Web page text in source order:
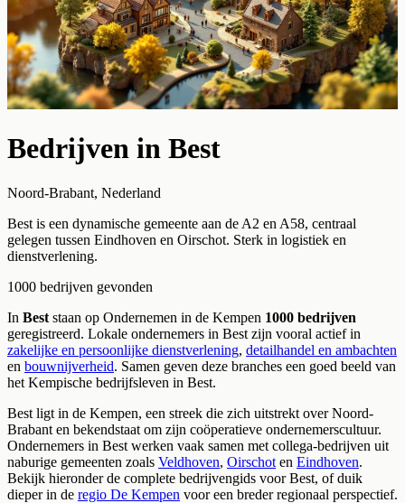
Bedrijven in Best
Noord-Brabant, Nederland
Best is een dynamische gemeente aan de A2 en A58, centraal
gelegen tussen Eindhoven en Oirschot. Sterk in logistiek en
dienstverlening.
1000 bedrijven gevonden
In Best staan op Ondernemen in de Kempen 1000 bedrijven
geregistreerd. Lokale ondernemers in Best zijn vooral actief in
zakelijke en persoonlijke dienstverlening, detailhandel en ambachten
en bouwnijverheid. Samen geven deze branches een goed beeld van
het Kempische bedrijfsleven in Best.
Best ligt in de Kempen, een streek die zich uitstrekt over Noord-
Brabant en bekendstaat om zijn coöperatieve ondernemerscultuur.
Ondernemers in Best werken vaak samen met collega-bedrijven uit
naburige gemeenten zoals Veldhoven, Oirschot en Eindhoven.
Bekijk hieronder de complete bedrijvengids voorBest, of duik
dieper in de regio De Kempen voor een breder regionaal perspectief.